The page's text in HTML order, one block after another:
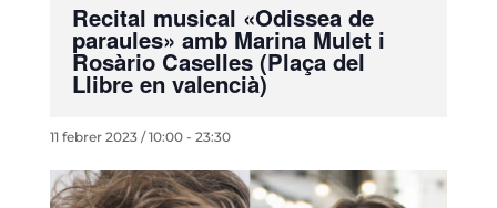
Recital musical «Odissea de
paraules» amb Marina Mulet i
Rosàrio Caselles (Plaça del
Llibre en valencià)
11 febrer 2023 / 10:00- 23:30